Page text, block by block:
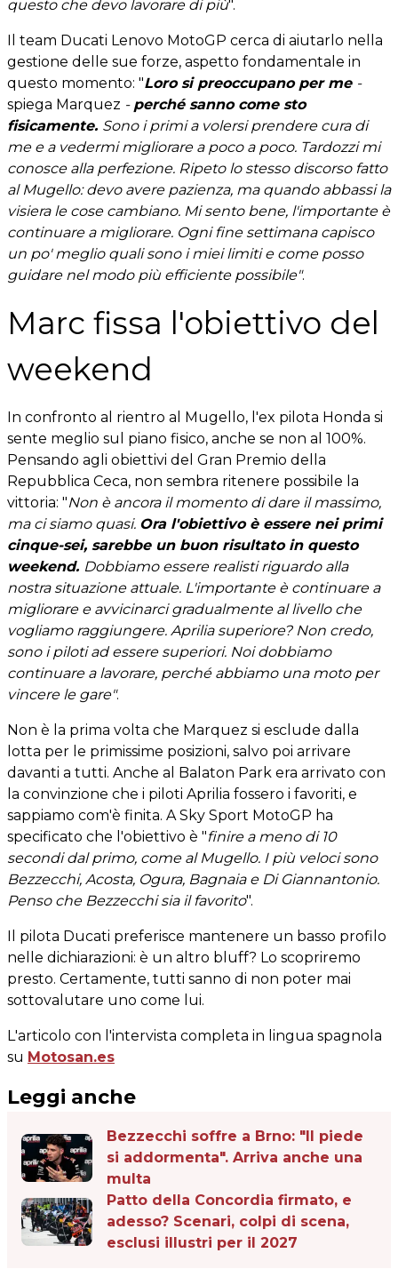
questo che devo lavorare di più".
Il team Ducati Lenovo MotoGP cerca di aiutarlo nella
gestione delle sue forze, aspetto fondamentale in
questo momento: "Loro si preoccupano per me -
spiega Marquez - perché sanno come sto
fisicamente. Sono i primi a volersi prendere cura di
me e a vedermi migliorare a poco a poco. Tardozzi mi
conosce alla perfezione. Ripeto lo stesso discorso fatto
al Mugello: devo avere pazienza, ma quando abbassi la
visiera le cose cambiano. Mi sento bene, l'importante è
continuare a migliorare. Ogni fine settimana capisco
un po' meglio quali sono i miei limiti e come posso
guidare nel modo più efficiente possibile".
Marc fissa l'obiettivo del
weekend
In confronto al rientro al Mugello, l'ex pilota Honda si
sente meglio sul piano fisico, anche se non al 100%.
Pensando agli obiettivi del Gran Premio della
Repubblica Ceca, non sembra ritenere possibile la
vittoria: "Non è ancora il momento di dare il massimo,
ma ci siamo quasi. Ora l'obiettivo è essere nei primi
cinque-sei, sarebbe un buon risultato in questo
weekend. Dobbiamo essere realisti riguardo alla
nostra situazione attuale. L'importante è continuare a
migliorare e avvicinarci gradualmente al livello che
vogliamo raggiungere. Aprilia superiore? Non credo,
sono i piloti ad essere superiori. Noi dobbiamo
continuare a lavorare, perché abbiamo una moto per
vincere le gare".
Non è la prima volta che Marquez si esclude dalla
lotta per le primissime posizioni, salvo poi arrivare
davanti a tutti. Anche al Balaton Park era arrivato con
la convinzione che i piloti Aprilia fossero i favoriti, e
sappiamo com'è finita. A Sky Sport MotoGP ha
specificato che l'obiettivo è "finire a meno di 10
secondi dal primo, come al Mugello. I più veloci sono
Bezzecchi, Acosta, Ogura, Bagnaia e Di Giannantonio.
Penso che Bezzecchi sia il favorito".
Il pilota Ducati preferisce mantenere un basso profilo
nelle dichiarazioni: è un altro bluff? Lo scopriremo
presto. Certamente, tutti sanno di non poter mai
sottovalutare uno come lui.
L'articolo con l'intervista completa in lingua spagnola
su Motosan.es
Leggi anche
Bezzecchi soffre a Brno: "Il piede
si addormenta". Arriva anche una
multa
Patto della Concordia firmato, e
adesso? Scenari, colpi di scena,
esclusi illustri per il 2027